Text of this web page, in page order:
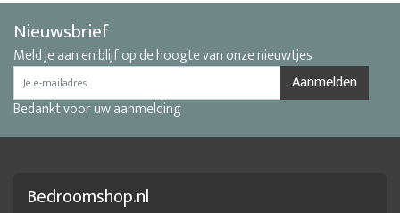
Nieuwsbrief
Meld je aan en blijf op de hoogte van onze nieuwtjes
Aanmelden
Bedankt voor uw aanmelding
Bedroomshop.nl